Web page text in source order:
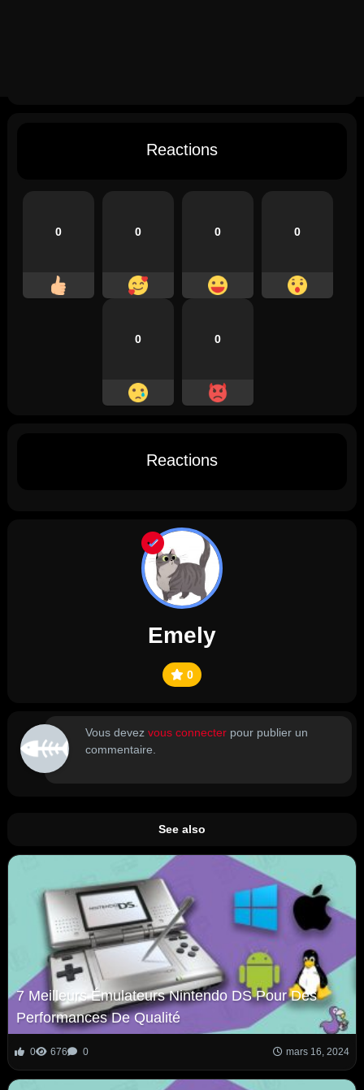
Reactions
0 0 0 0
0 0
Reactions
Emely
0
Vous devez vous connecterpour publier un
commentaire.
See also
7 Meilleurs Émulateurs Nintendo DS Pour Des
Performances De Qualité
0 676 0 mars 16, 2024